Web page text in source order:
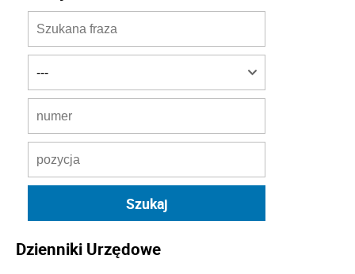
Dzienniki Urzędowe